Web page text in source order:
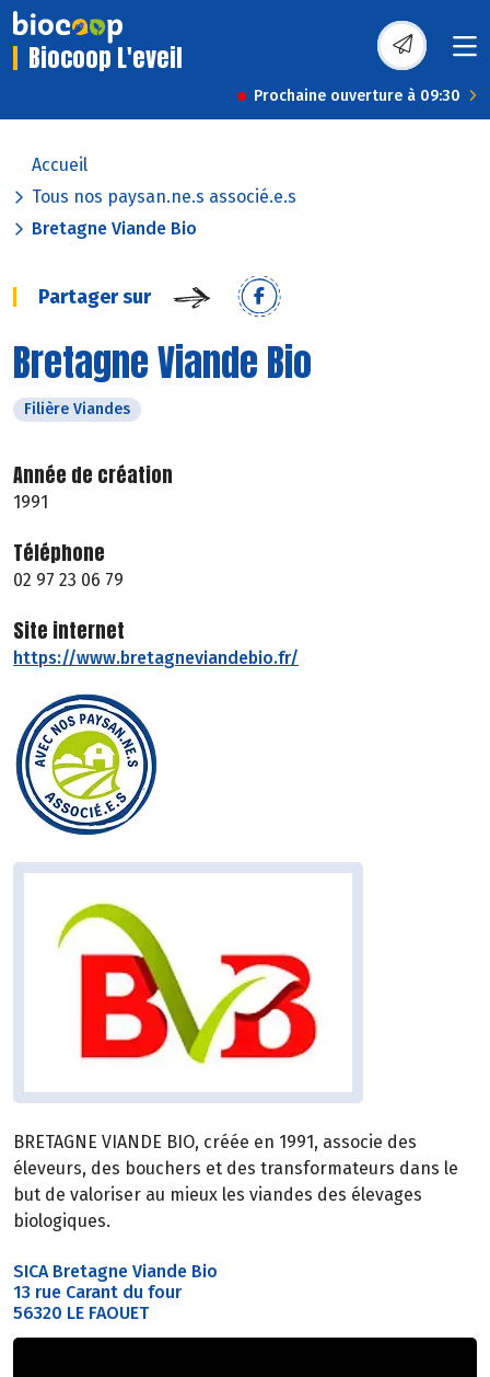
Biocoop L'eveil
Prochaine ouverture à 09:30
Accueil
Tous nos paysan.ne.s associé.e.s
Bretagne Viande Bio
Partager sur
Bretagne Viande Bio
Filière Viandes
Année de création
1991
Téléphone
02 97 23 06 79
Site internet
https://www.bretagneviandebio.fr/
BRETAGNE VIANDE BIO, créée en 1991, associe des
éleveurs, des bouchers et des transformateurs dans le
but de valoriser au mieux les viandes des élevages
biologiques.
SICA Bretagne Viande Bio
13 rue Carant du four
56320 LE FAOUET